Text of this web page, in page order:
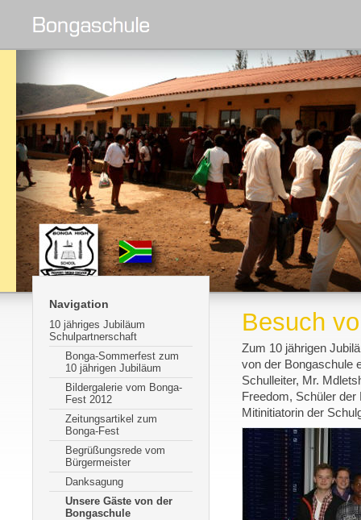
Navigation
10 jähriges Jubiläum
Schulpartnerschaft
Bonga-Sommerfest zum
10 jährigen Jubiläum
Bildergalerie vom Bonga-
Fest 2012
Zeitungsartikel zum
Bonga-Fest
Begrüßungsrede vom
Bürgermeister
Danksagung
Unsere Gäste von der
Bongaschule
Besuch
Zum 10 jährigen
von der Bongaschule
Schulleiter, Mr.
Freedom, Schüler
Mitinitiatorin der